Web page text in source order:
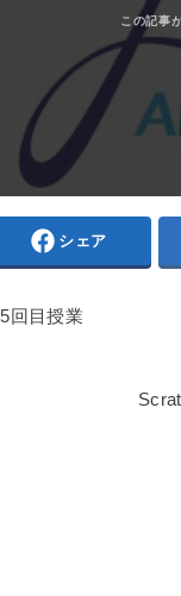
シェア
回目授業